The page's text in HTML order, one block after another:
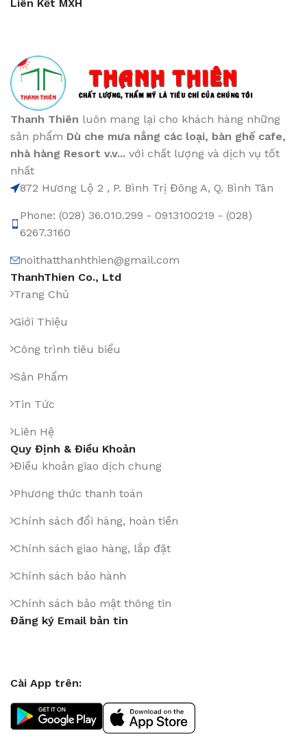
Liên Kết MXH
Thanh Thiên luôn mang lại cho khách hàng những
sản phẩm Dù che mưa nắng các loại, bàn ghế cafe,
nhà hàng Resort v.v... với chất lượng và dịch vụ tốt
nhất
872 Hương Lộ 2 , P. Bình Trị Đông A, Q. Bình Tân
Phone: (028) 36.010.299 - 0913100219 - (028)
6267.3160
noithatthanhthien@gmail.com
ThanhThien Co., Ltd
Trang Chủ
Giới Thiệu
Công trình tiêu biểu
Sản Phẩm
Tin Tức
Liên Hệ
Quy Định & Điều Khoản
Điều khoản giao dịch chung
Phương thức thanh toán
Chính sách đổi hàng, hoàn tiền
Chính sách giao hàng, lắp đặt
Chính sách bảo hành
Chính sách bảo mật thông tin
Đăng ký Email bản tin
Cài App trên: